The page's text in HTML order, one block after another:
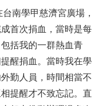
南學甲慈濟宮廣場，
首次捐血，當時是每
括我的一群熱血青
醒捐血。當時我在學
勤人員，時間相當不
提醒才不致忘記。直